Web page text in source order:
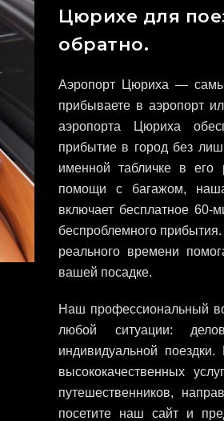
Цюрихе для
обратно.
Аэропорт Цюриха —
прибываете в аэропорт
аэропорта Цюриха
прибытие в город без
именной табличке в его
помощи с багажом,
включает бесплатное 60-
беспроблемного
реального времени
вашей посадке.
Наш профессиональный
любой ситуации:
индивидуальной
высококачественных
путешественников,
посетите наш сайт и